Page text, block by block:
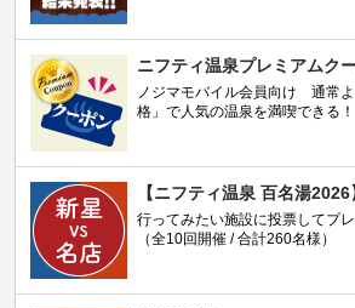
ニフティ温泉プレミアムク
ノジマモバイル会員向け 通常
格」で人気の温泉を満喫できる！
【ニフティ温泉 百名湯2026
行ってみたい施設に投票してプ
（全10回開催 / 合計260名様）